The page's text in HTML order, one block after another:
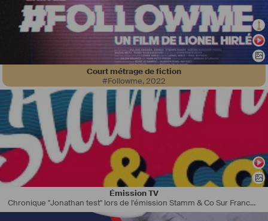
Court métrage de fiction
#Followme,2022
Émission TV
Chronique "Jonathan test" lors de l'émission Stamm & Co Sur France 3 Grand EST
# scénariste# réalisateur